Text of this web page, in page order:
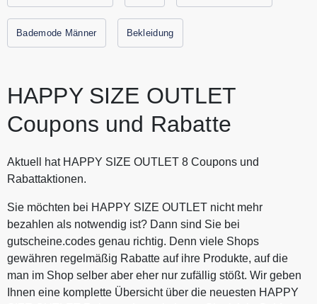
Gutscheinen und Rabattaktionen von HAPPY SIZE
OUTLET.
Bademode Männer Bekleidung
HAPPY SIZE OUTLET
Coupons und Rabatte
Aktuell hat HAPPY SIZE OUTLET 8 Coupons und
Rabattaktionen.
Sie möchten bei HAPPY SIZE OUTLET nicht mehr
bezahlen als notwendig ist? Dann sind Sie bei
gutscheine.codes genau richtig. Denn viele Shops
gewähren regelmäßig Rabatte auf ihre Produkte, auf die
man im Shop selber aber eher nur zufällig stößt. Wir geben
Ihnen eine komplette Übersicht über die neuesten HAPPY